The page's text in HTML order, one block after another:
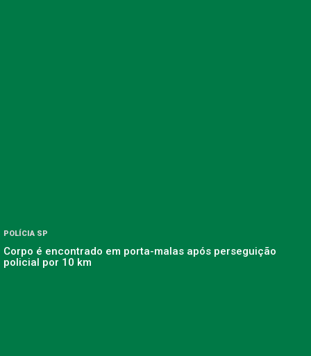
POLÍCIA SP
Corpo é encontrado em porta-malas após perseguição
policial por 10 km